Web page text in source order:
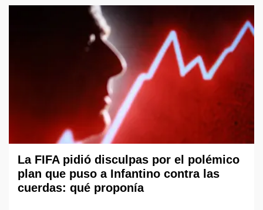
La FIFA pidió disculpas por el polémico
plan que puso a Infantino contra las
cuerdas: qué proponía